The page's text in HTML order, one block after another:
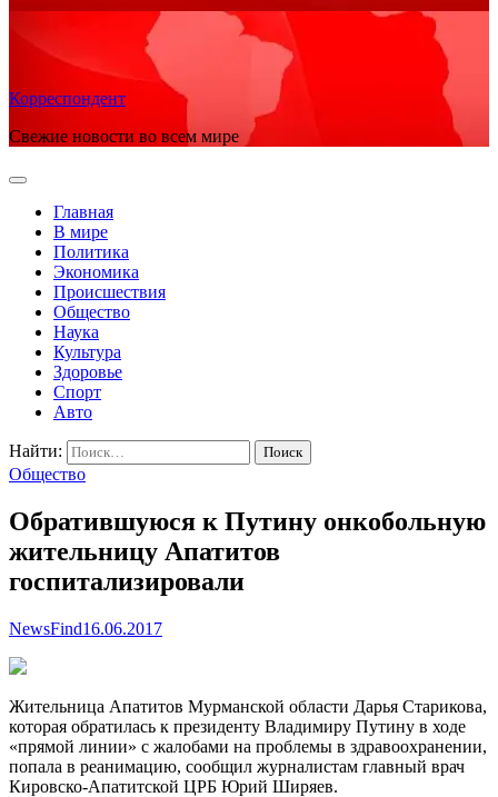
Корреспондент
Свежие новости во всем мире
Главная
В мире
Политика
Экономика
Происшествия
Общество
Наука
Культура
Здоровье
Спорт
Авто
Найти:
Общество
Обратившуюся к Путину онкобольную
жительницу Апатитов
госпитализировали
NewsFind16.06.2017
Жительница Апатитов Мурманской области Дарья Старикова,
которая обратилась к президенту Владимиру Путину в ходе
«прямой линии» с жалобами на проблемы в здравоохранении,
попала в реанимацию, сообщил журналистам главный врач
Кировско-Апатитской ЦРБ Юрий Ширяев.